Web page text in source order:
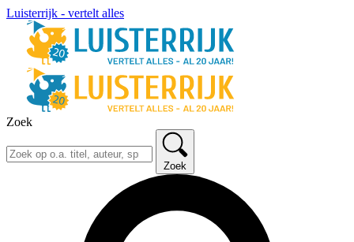
Luisterrijk - vertelt alles
Zoek
Zoek